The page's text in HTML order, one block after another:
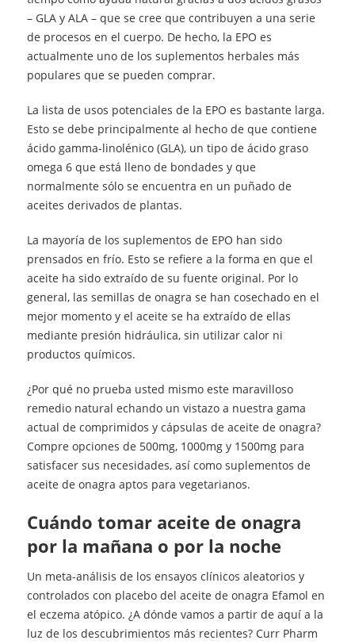
– GLA y ALA – que se cree que contribuyen a una serie
de procesos en el cuerpo. De hecho, la EPO es
actualmente uno de los suplementos herbales más
populares que se pueden comprar.
La lista de usos potenciales de la EPO es bastante larga.
Esto se debe principalmente al hecho de que contiene
ácido gamma-linolénico (GLA), un tipo de ácido graso
omega 6 que está lleno de bondades y que
normalmente sólo se encuentra en un puñado de
aceites derivados de plantas.
La mayoría de los suplementos de EPO han sido
prensados en frío. Esto se refiere a la forma en que el
aceite ha sido extraído de su fuente original. Por lo
general, las semillas de onagra se han cosechado en el
mejor momento y el aceite se ha extraído de ellas
mediante presión hidráulica, sin utilizar calor ni
productos químicos.
¿Por qué no prueba usted mismo este maravilloso
remedio natural echando un vistazo a nuestra gama
actual de comprimidos y cápsulas de aceite de onagra?
Compre opciones de 500mg, 1000mg y 1500mg para
satisfacer sus necesidades, así como suplementos de
aceite de onagra aptos para vegetarianos.
cuándo tomar aceite de onagra
por la mañana o por la noche
Un meta-análisis de los ensayos clínicos aleatorios y
controlados con placebo del aceite de onagra Efamol en
el eczema atópico. ¿A dónde vamos a partir de aquí a la
luz de los descubrimientos más recientes? Curr Pharm